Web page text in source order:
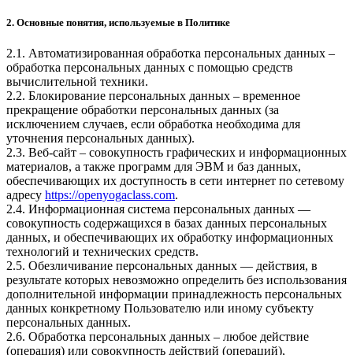
2. Основные понятия, используемые в Политике
2.1. Автоматизированная обработка персональных данных –
обработка персональных данных с помощью средств
вычислительной техники.
2.2. Блокирование персональных данных – временное
прекращение обработки персональных данных (за
исключением случаев, если обработка необходима для
уточнения персональных данных).
2.3. Веб-сайт – совокупность графических и информационных
материалов, а также программ для ЭВМ и баз данных,
обеспечивающих их доступность в сети интернет по сетевому
адресу https://openyogaclass.com.
2.4. Информационная система персональных данных —
совокупность содержащихся в базах данных персональных
данных, и обеспечивающих их обработку информационных
технологий и технических средств.
2.5. Обезличивание персональных данных — действия, в
результате которых невозможно определить без использования
дополнительной информации принадлежность персональных
данных конкретному Пользователю или иному субъекту
персональных данных.
2.6. Обработка персональных данных – любое действие
(операция) или совокупность действий (операций),